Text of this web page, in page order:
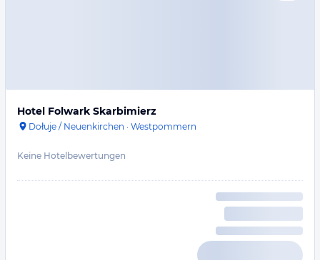
Hotel Folwark Skarbimierz
Dołuje / Neuenkirchen · Westpommern
Keine Hotelbewertungen